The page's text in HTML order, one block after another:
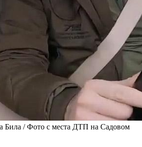
Била / Фото с места ДТП на Садовом